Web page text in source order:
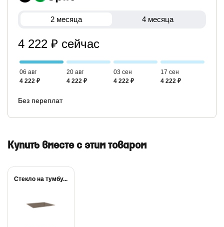
2 месяца 4 месяца
4 222 ₽ сейчас
06 авг
4 222 ₽
20 авг
4 222 ₽
03 сен
4 222 ₽
17 сен
4 222 ₽
Без переплат
Купить вместе с этим товаром
Стекло на тумбу...